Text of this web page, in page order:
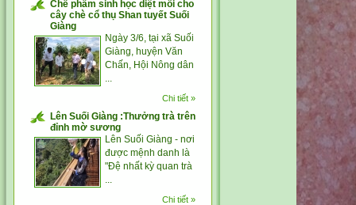
Chế phẩm sinh học diệt mối cho
cây chè cổ thụ Shan tuyết Suối
Giàng
Ngày 3/6, tại xã Suối
Giàng, huyện Văn
Chấn, Hội Nông dân
...
Chi tiết »
Lên Suối Giàng :Thưởng trà trên
đỉnh mờ sương
Lên Suối Giàng - nơi
được mệnh danh là
"Đệ nhất kỳ quan trà
...
Chi tiết »